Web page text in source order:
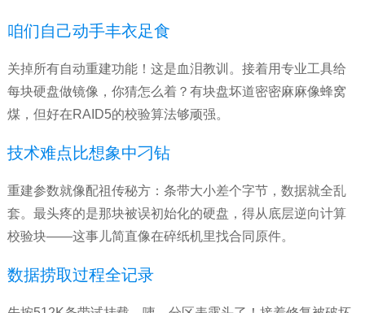
咱们自己动手丰衣足食
关掉所有自动重建功能！这是血泪教训。接着用专业工具给
每块硬盘做镜像，你猜怎么着？有块盘坏道密密麻麻像蜂窝
煤，但好在RAID5的校验算法够顽强。
技术难点比想象中刁钻
重建参数就像配祖传秘方：条带大小差个字节，数据就全乱
套。最头疼的是那块被误初始化的硬盘，得从底层逆向计算
校验块——这事儿简直像在碎纸机里找合同原件。
数据捞取过程全记录